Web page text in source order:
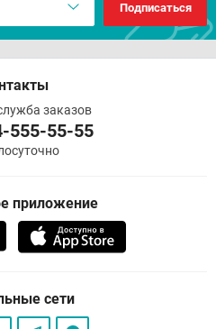
Подписаться
заказов
555-55-55
приложение
сети